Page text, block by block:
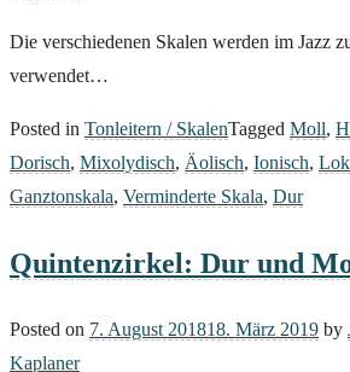
Die verschiedenen Skalen werden im Jazz
verwendet…
Posted in Tonleitern / SkalenTagged Moll,
Dorisch, Mixolydisch, Äolisch, Ionisch,
Ganztonskala, Verminderte Skala, Dur
Quintenzirkel: Dur und
Posted on 7. August 201818. März 2019 by
Kaplaner